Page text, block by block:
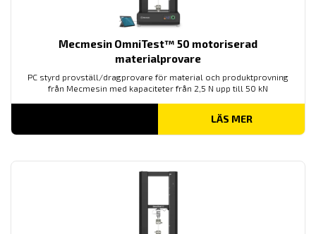
Mecmesin OmniTest™ 50 motoriserad
materialprovare
PC styrd provställ/dragprovare för material och produktprovning
från Mecmesin med kapaciteter från 2,5 N upp till 50 kN
LÄS MER